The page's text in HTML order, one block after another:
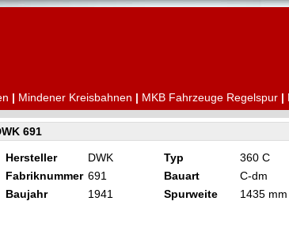
| Mindener Kreisbahnen | MKB Fahrzeuge Regelspur |
691
Hersteller DWK Typ 360 C
Fabriknummer 691 Bauart C-dm
Baujahr
1941 Spurweite 1435 mm